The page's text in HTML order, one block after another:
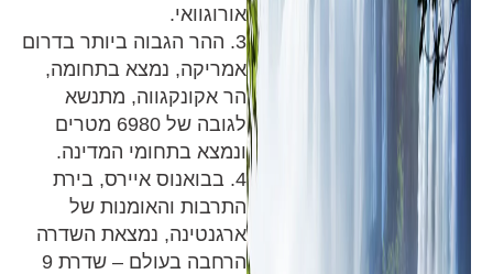
אורוגוואי.
3. ההר הגבוה ביותר בדרום
אמריקה, נמצא בתחומה,
הר אקונקגווה, מתנשא
לגובה של 6980 מטרים
ונמצא בתחומי המדינה.
4. בבואנוס איירס, בירת
התרבות והאומנות של
ארגנטינה, נמצאת השדרה
הרחבה בעולם – שדרת 9